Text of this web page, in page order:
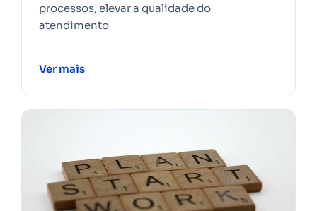
processos, elevar a qualidade do
atendimento
Ver mais